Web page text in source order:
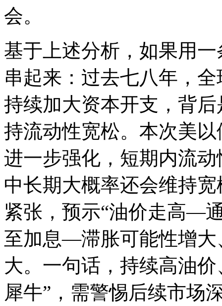
会。
基于上述分析，如果用
串起来：过去七八年，
持续加大资本开支，背
持流动性宽松。本次美
进一步强化，短期内流
中长期大概率还会维持
紧张，预示“油价走高—
至加息—滞胀可能性增大
大。一句话，持续高油
犀牛”，需警惕后续市场